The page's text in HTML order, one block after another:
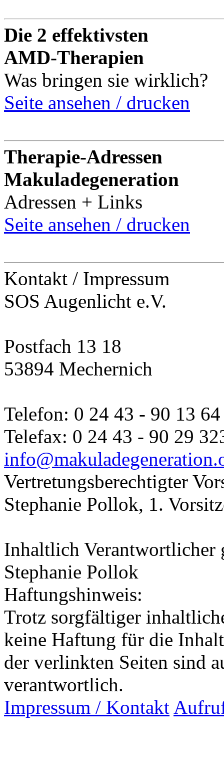
Die 2 effektivsten
AMD-Therapien
Was bringen sie wirklich?
Seite ansehen / drucken
Therapie-Adressen
Makuladegeneration
Adressen + Links
Seite ansehen / drucken
Kontakt / Impressum
SOS Augenlicht e.V.
Postfach 13 18
53894 Mechernich
Telefon: 0 24 43 - 90 13 64
Telefax: 0 24 43 - 90 29
Vertretungsberechtigter
Stephanie Pollok, 1.
Inhaltlich Verantwortlicher
Stephanie Pollok
Haftungshinweis:
Trotz sorgfältiger
keine Haftung für die
der verlinkten Seiten sind
verantwortlich.
Impressum / Kontakt